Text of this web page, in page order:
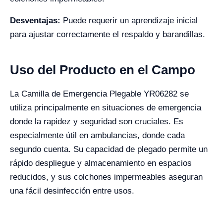
Desventajas: Puede requerir un aprendizaje inicial
para ajustar correctamente el respaldo y barandillas.
Uso del Producto en el Campo
La Camilla de Emergencia Plegable YR06282 se
utiliza principalmente en situaciones de emergencia
donde la rapidez y seguridad son cruciales. Es
especialmente útil en ambulancias, donde cada
segundo cuenta. Su capacidad de plegado permite un
rápido despliegue y almacenamiento en espacios
reducidos, y sus colchones impermeables aseguran
una fácil desinfección entre usos.